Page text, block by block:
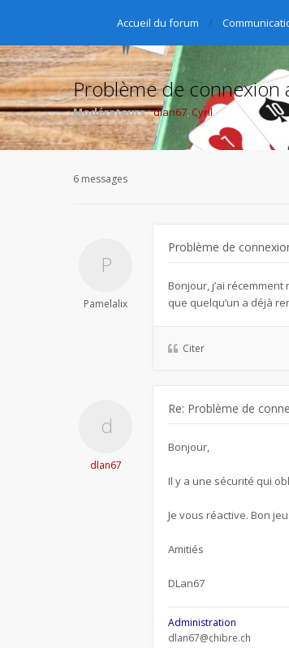
Accueil du forum
Problème de connexion
Modérateurs :dlan67, Cyril
6 messages
Pamelalix
Problème de
Bonjour, j’ai
que quelqu’un a déjà
Citer
dlan67
Re: Problème de
Bonjour,
Il y a une sécurité qui
Je vous réactive. Bon jeu.
Amitiés
DLan67
Administration
dlan67@chibre.ch